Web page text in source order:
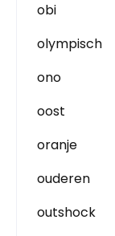
obi
olympisch
ono
oost
oranje
ouderen
outshock